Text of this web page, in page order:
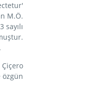
M.Ö.
özgün